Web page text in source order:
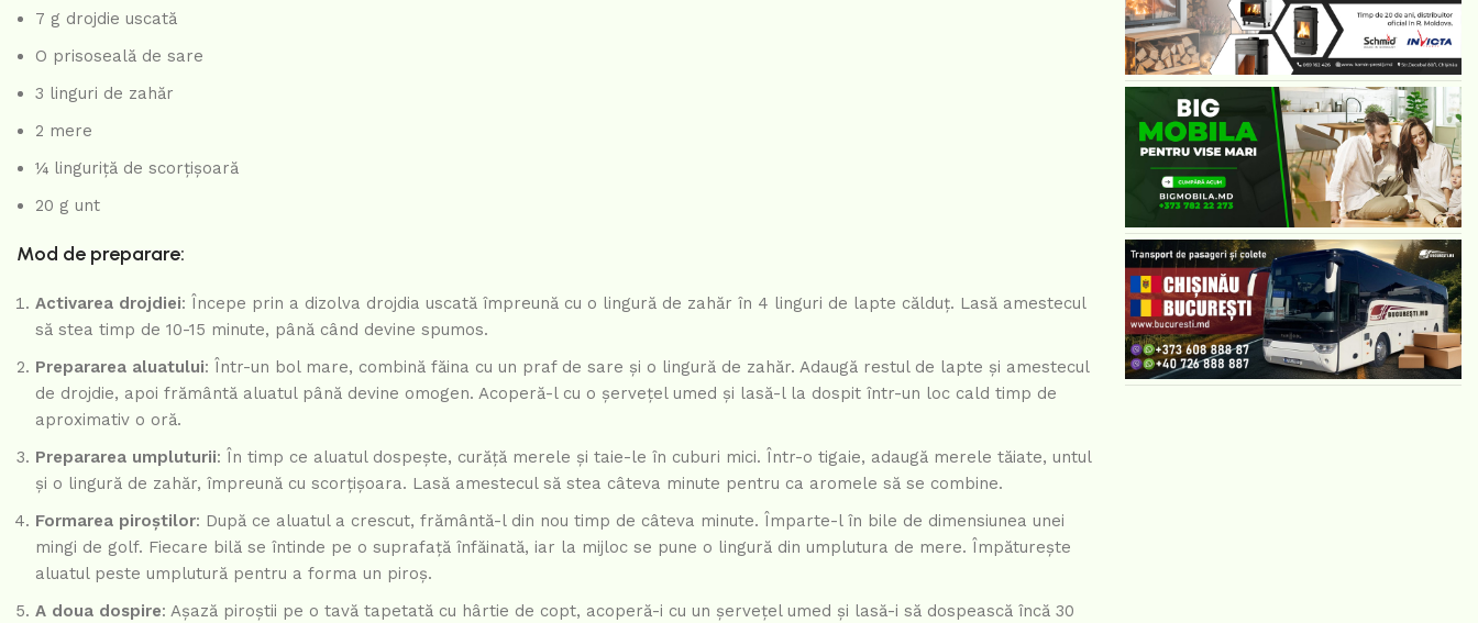
7 g drojdie uscată
O prisoseală de sare
3 linguri de zahăr
2 mere
¼ linguriță de scorțișoară
20 g unt
Mod de preparare:
Activarea drojdiei: Începe prin a dizolva drojdia uscată împreună cu o lingură de zahăr în 4 linguri de lapte călduț. Lasă amestecul
să stea timp de 10-15 minute, până când devine spumos.
Prepararea aluatului: Într-un bol mare, combină făina cu un praf de sare și o lingură de zahăr. Adaugă restul de lapte și amestecul
de drojdie, apoi frământă aluatul până devine omogen. Acoperă-l cu o șervețel umed și lasă-l la dospit într-un loc cald timp de
aproximativ o oră.
Prepararea umpluturii: În timp ce aluatul dospește, curăță merele și taie-le în cuburi mici. Într-o tigaie, adaugă merele tăiate, untul
și o lingură de zahăr, împreună cu scorțișoara. Lasă amestecul să stea câteva minute pentru ca aromele să se combine.
Formarea piroștilor: După ce aluatul a crescut, frământă-l din nou timp de câteva minute. Împarte-l în bile de dimensiunea unei
mingi de golf. Fiecare bilă se întinde pe o suprafață înfăinată, iar la mijloc se pune o lingură din umplutura de mere. Împăturește
aluatul peste umplutură pentru a forma un piroș.
A doua dospire: Așază piroștii pe o tavă tapetată cu hârtie de copt, acoperă-i cu un șervețel umed și lasă-i să dospească încă 30